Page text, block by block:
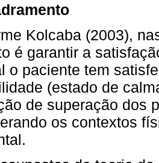
Kolcaba (2003),
é garantir a
o paciente tem
(estado de
de superação dos
os contextos